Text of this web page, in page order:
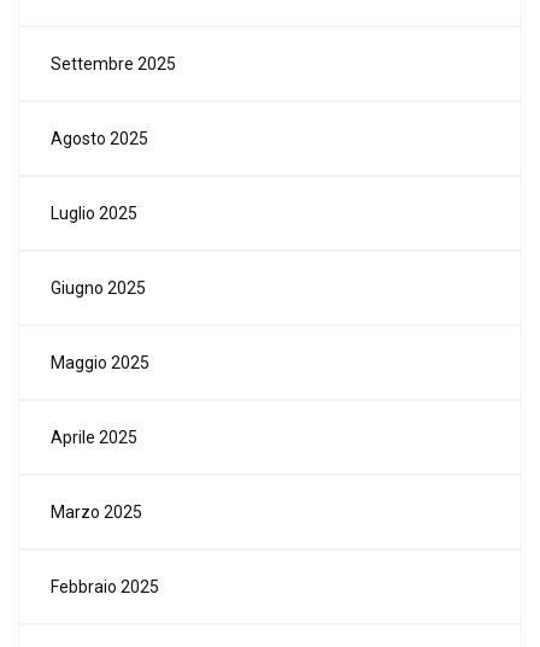
Settembre 2025
Agosto 2025
Luglio 2025
Giugno 2025
Maggio 2025
Aprile 2025
Marzo 2025
Febbraio 2025